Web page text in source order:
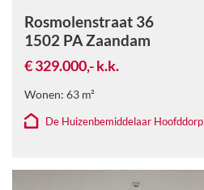
Rosmolenstraat 36
1502 PAZaandam
€ 329.000,-k.k.
Wonen: 63 m²
De Huizenbemiddelaar Hoofddorp